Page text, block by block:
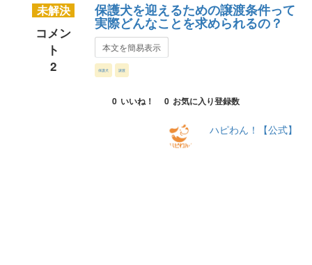
未解決
コメン
ト
2
保護犬を迎えるための譲渡条件って
実際どんなことを求められるの？
本文を簡易表示
保護犬 譲渡
0 いいね！ 0 お気に入り登録数
ハピわん！【公式】